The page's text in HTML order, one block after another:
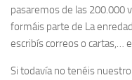
pasaremos de las 200.000
formáis parte de La
escribís correos o cartas,…
Si todavía no tenéis